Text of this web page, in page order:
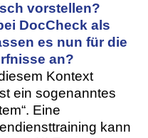
vorstellen?
DocCheck als
es nun für die
an?
Kontext
ein sogenanntes
Eine
kann